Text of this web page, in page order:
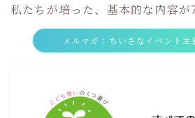
私たちが培った、基本的な内容が
メルマガ：ちいさなイベント主